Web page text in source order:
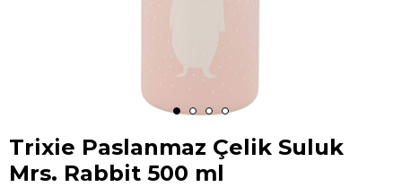
Trixie Paslanmaz Çelik Suluk
Mrs. Rabbit 500 ml